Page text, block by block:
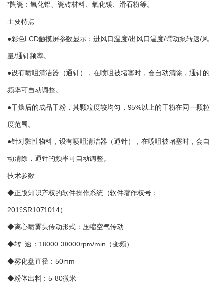
*陶瓷：氧化铝、瓷砖材料、氧化镁、滑石粉等。
主要特点
●彩色LCD触摸屏参数显示：进风口温度/出风口温度/蠕动泵转速/风
量/通针频率。
●设有喷咀清洁器（通针），在喷咀被堵塞时，会自动清除，通针的
频率可自动调整。
●干燥后的成品干粉，其颗粒度较均匀，95%以上的干粉在同一颗粒
度范围。
●针对黏性物料，设有喷咀清洁器（通针），在喷咀被堵塞时，会自
动清除，通针的频率可自动调整。
技术参数
◆正版知识产权的软件操作系统（软件著作权号：
2019SR1071014）
◆离心喷雾头传动形式：压缩空气传动
◆转 速：18000-30000rpm/min（变频）
◆雾化盘直径：50mm
◆粉体出料：5-80微米